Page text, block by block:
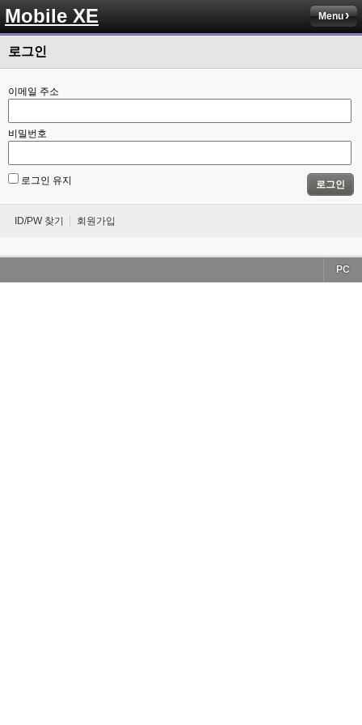
Mobile XE Menu
로그인
이메일 주소
비밀번호
로그인 유지 로그인
ID/PW 찾기 회원가입
PC